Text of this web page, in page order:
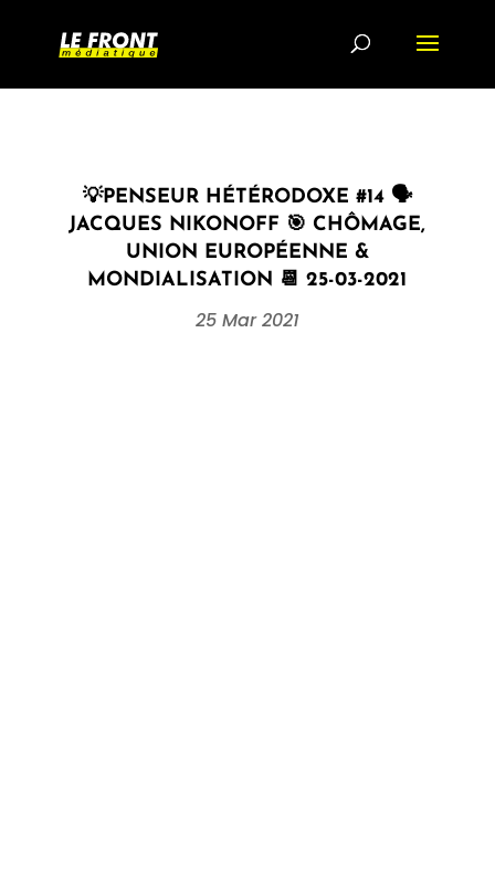
💡PENSEUR HÉTÉRODOXE #14 🗣
JACQUES NIKONOFF 🎯 CHÔMAGE,
UNION EUROPÉENNE &
MONDIALISATION 📆 25-03-2021
25 Mar 2021